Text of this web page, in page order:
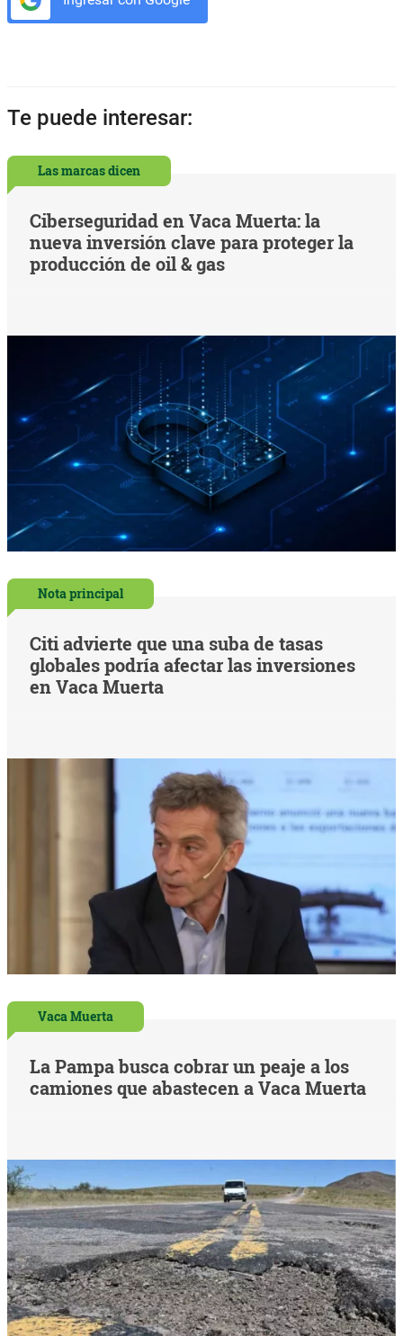
Te puede interesar:
Las marcas dicen
Ciberseguridad en Vaca Muerta: la
nueva inversión clave para proteger la
producción de oil & gas
Nota principal
Citi advierte que una suba de tasas
globales podría afectar las inversiones
en Vaca Muerta
Vaca Muerta
La Pampa busca cobrar un peaje a los
camiones que abastecen a Vaca Muerta